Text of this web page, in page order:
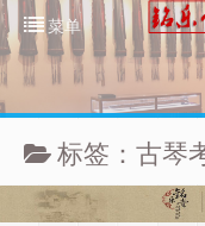
菜单
标签：古琴